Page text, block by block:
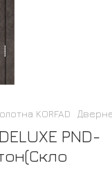
KORFAD
PND-